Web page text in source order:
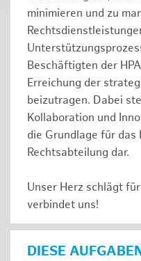
minimieren und zu
Beschäftigten der
Erreichung der
beizutragen. Dabei
Kollaboration und
die Grundlage für das
Rechtsabteilung dar.
Unser Herz schlägt
verbindet uns!
DIESE